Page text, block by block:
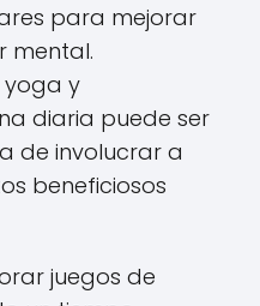
para mejorar
mental.
yoga y
diaria puede ser
de involucrar a
beneficiosos
juegos de